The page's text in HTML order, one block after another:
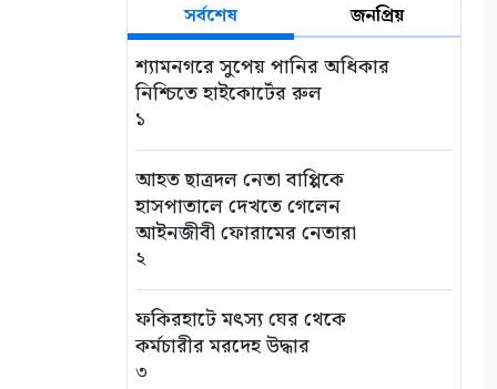
সর্বশেষ জনপ্রিয়
শ্যামনগরে সুপেয় পানির অধিকার
নিশ্চিতে হাইকোর্টের রুল
১
আহত ছাত্রদল নেতা বাপ্পিকে
হাসপাতালে দেখতে গেলেন
আইনজীবী ফোরামের নেতারা
২
ফকিরহাটে মৎস্য ঘের থেকে
কর্মচারীর মরদেহ উদ্ধার
৩